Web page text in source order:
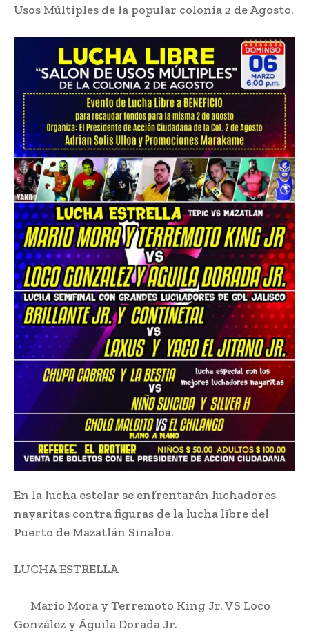
Usos Múltiples de la popular colonia 2 de Agosto.
En la lucha estelar se enfrentarán luchadores
nayaritas contra figuras de la lucha libre del
Puerto de Mazatlán Sinaloa.
LUCHA ESTRELLA
Mario Mora y Terremoto King Jr. VS Loco
González y Águila Dorada Jr.